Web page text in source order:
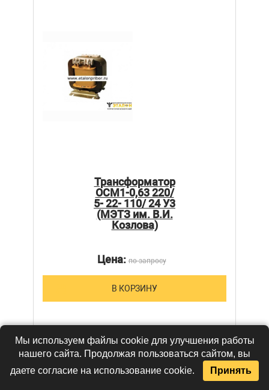
Трансформатор
ОСМ1-0,63 220/
5- 22- 110/ 24 У3
(МЭТЗ им. В.И.
Козлова)
Цена:по запросу
В КОРЗИНУ
Мы используем файлы cookie для улучшения работы
нашего сайта. Продолжая пользоваться сайтом, вы
даете согласие на использование cookie.
Принять